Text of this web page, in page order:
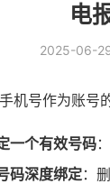
电
2025-06-
机号作为账号
一个有效号码
码深度绑定：